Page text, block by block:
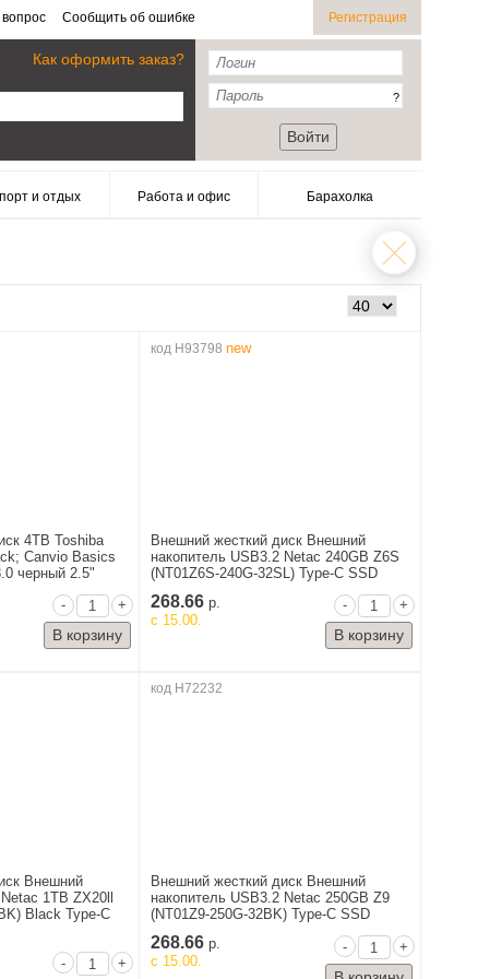
Сообщить об ошибке Регистрация
Как оформить заказ?
?
Войти
и отдых Работа и офис Барахолка
4TB Toshiba
Canvio Basics
черный 2.5"
- +
код H93798 new
Внешний жесткий диск Внешний
накопитель USB3.2 Netac 240GB Z6S
(NT01Z6S-240G-32SL) Type-C SSD
268.66р.
c 15.00.
- +
Внешний
1TB ZX20ll
Black Type-C
- +
код H72232
Внешний жесткий диск Внешний
накопитель USB3.2 Netac 250GB Z9
(NT01Z9-250G-32BK) Type-C SSD
268.66р.
c 15.00.
- +